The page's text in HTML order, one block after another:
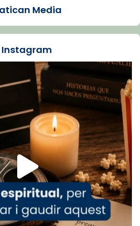
depressió. Fa gairebé
Lluís Companys, la
comp
Vatican
es/iglesia/news/2026-
depresion-papa-viaje-
de Barcelona
i Semproniana ens
Media
Instagram